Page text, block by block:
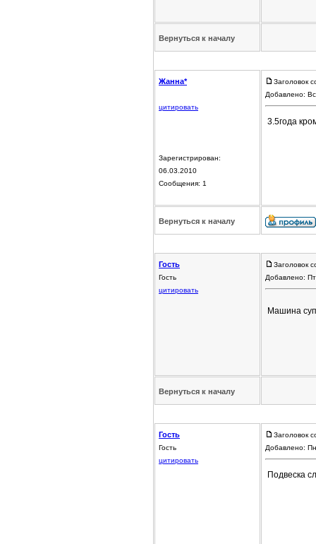
Вернуться к началу
Жанна*
цитировать
Зарегистрирован:
06.03.2010
Сообщения: 1
Заголовок
Добавлено:
3.5года
Вернуться к началу
Гость
Гость
цитировать
Заголовок
Добавлено:
Машина
Вернуться к началу
Гость
Гость
цитировать
Заголовок
Добавлено:
Подвеска